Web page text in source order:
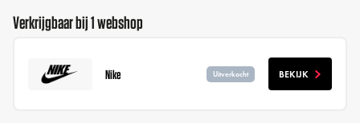
Verkrijgbaar bij 1 webshop
Nike Uitverkocht BEKIJK